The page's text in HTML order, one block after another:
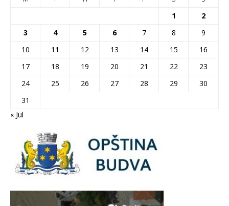
1
2
3
4 5 6 7 8
9
10
11 12 13 14 15
16
17
18 19 20 21 22
23
24
25 26 27 28 29
30
31
« Jul